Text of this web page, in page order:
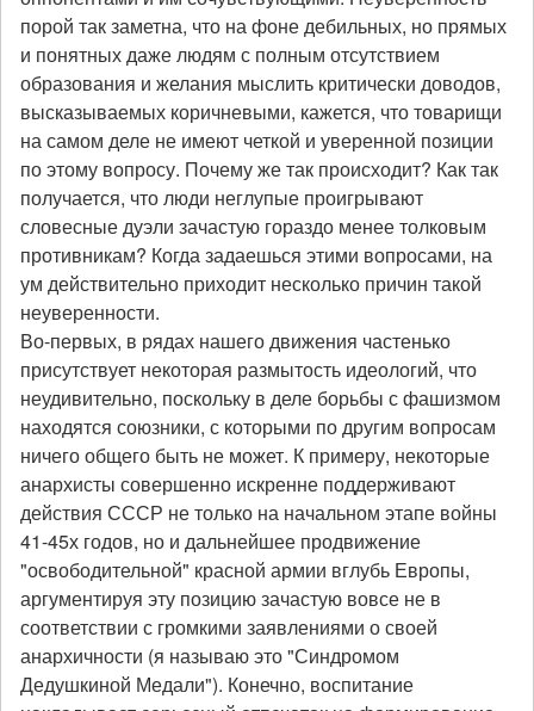
порой так заметна, что на фоне дебильных, но прямых
и понятных даже людям с полным отсутствием
образования и желания мыслить критически доводов,
высказываемых коричневыми, кажется, что товарищи
на самом деле не имеют четкой и уверенной позиции
по этому вопросу. Почему же так происходит? Как так
получается, что люди неглупые проигрывают
словесные дуэли зачастую гораздо менее толковым
противникам? Когда задаешься этими вопросами, на
ум действительно приходит несколько причин такой
неуверенности.
Во-первых, в рядах нашего движения частенько
присутствует некоторая размытость идеологий, что
неудивительно, поскольку в деле борьбы с фашизмом
находятся союзники, с которыми по другим вопросам
ничего общего быть не может. К примеру, некоторые
анархисты совершенно искренне поддерживают
действия СССР не только на начальном этапе войны
41-45х годов, но и дальнейшее продвижение
"освободительной" красной армии вглубь Европы,
аргументируя эту позицию зачастую вовсе не в
соответствии с громкими заявлениями о своей
анархичности (я называю это "Синдромом
Дедушкиной Медали"). Конечно, воспитание